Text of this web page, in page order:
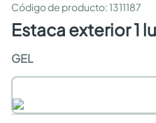
:1311187
estaca exterior 1
GEL
sanitarios
comedor
pisos
armarios closet
comedores
neveras